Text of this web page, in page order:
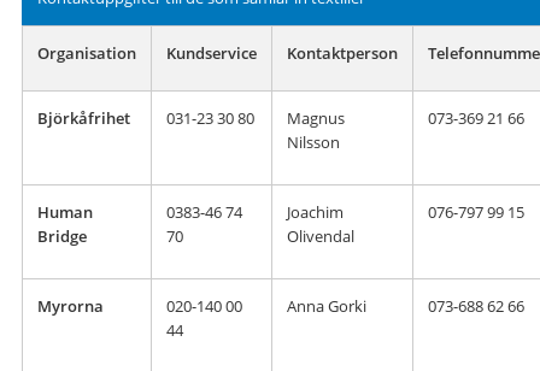
Organisation Kundservice Kontaktperson
Björkåfrihet 031-23 30 80
Magnus
Nilsson
073-369 21 66
Human
Bridge
0383-46 74
70
Joachim
Olivendal
076-797 99 15
Myrorna
020-140 00
44
Anna Gorki 073-688 62 66